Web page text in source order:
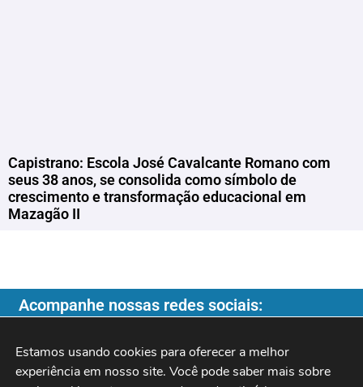
Capistrano: Escola José Cavalcante Romano com
seus 38 anos, se consolida como símbolo de
crescimento e transformação educacional em
Mazagão II
Acompanhe nossas redes sociais:
Estamos usando cookies para oferecer a melhor
experiência em nosso site. Você pode saber mais sobre